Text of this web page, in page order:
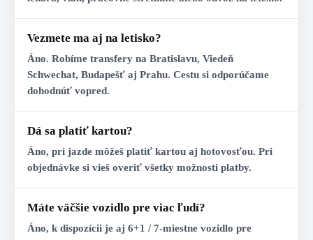
Vezmete ma aj na letisko?
Áno. Robíme transfery na Bratislavu, Viedeň
Schwechat, Budapešť aj Prahu. Cestu si odporúčame
dohodnúť vopred.
Dá sa platiť kartou?
Áno, pri jazde môžeš platiť kartou aj hotovosťou. Pri
objednávke si vieš overiť všetky možnosti platby.
Máte väčšie vozidlo pre viac ľudí?
Áno, k dispozícii je aj 6+1 / 7-miestne vozidlo pre